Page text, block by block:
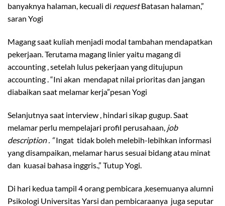
banyaknya halaman, kecuali di requestBatasan halaman,”
saran Yogi
Magang saat kuliah menjadi modal tambahan mendapatkan
pekerjaan. Terutama magang linier yaitu magang di
accounting , setelah lulus pekerjaan yang ditujupun
accounting . “Ini akan mendapat nilai prioritas dan jangan
diabaikan saat melamar kerja”pesan Yogi
Selanjutnya saat interview , hindari sikap gugup. Saat
melamar perlu mempelajari profil perusahaan, job
description . “Ingat tidak boleh melebih-lebihkan informasi
yang disampaikan, melamar harus sesuai bidang atau minat
dan kuasai bahasa inggris.,” Tutup Yogi.
Di hari kedua tampil 4 orang pembicara ,kesemuanya alumni
Psikologi Universitas Yarsi dan pembicaraanya juga seputar